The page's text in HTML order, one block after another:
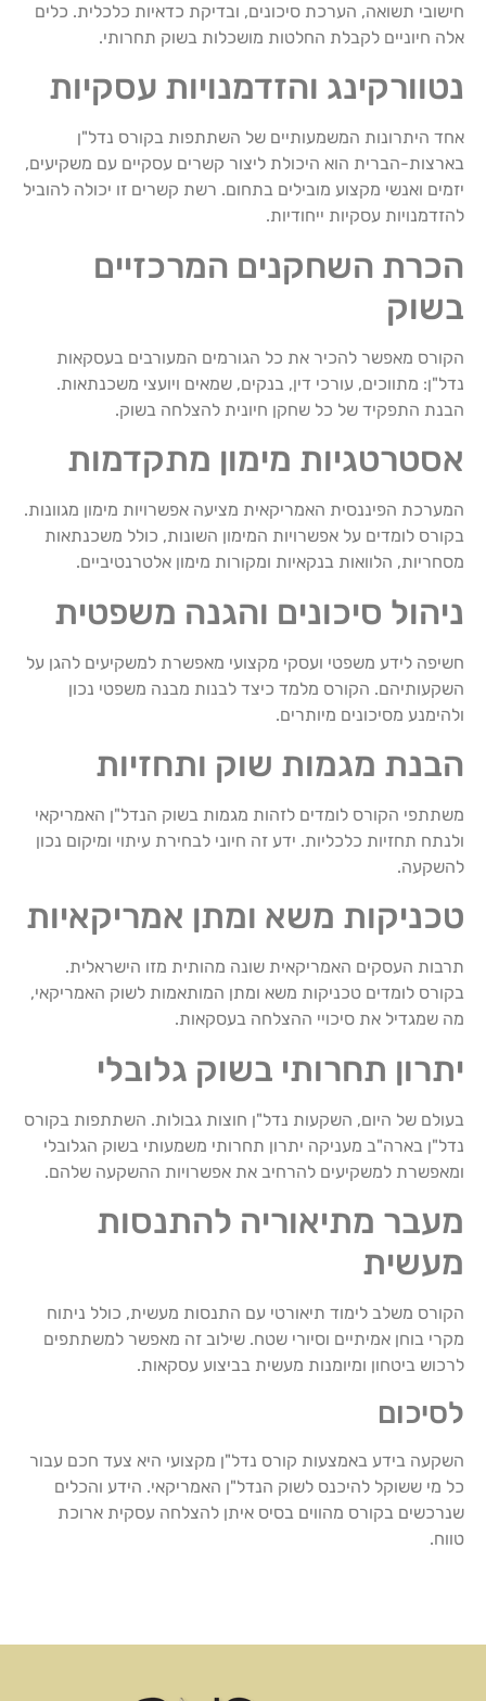
חישובי תשואה, הערכת סיכונים, ובדיקת כדאיות כלכלית. כלים
אלה חיוניים לקבלת החלטות מושכלות בשוק תחרותי.
נטוורקינג והזדמנויות עסקיות
אחד היתרונות המשמעותיים של השתתפות בקורס נדל"ן
בארצות-הברית הוא היכולת ליצור קשרים עסקיים עם משקיעים,
יזמים ואנשי מקצוע מובילים בתחום. רשת קשרים זו יכולה להוביל
להזדמנויות עסקיות ייחודיות.
הכרת השחקנים המרכזיים
בשוק
הקורס מאפשר להכיר את כל הגורמים המעורבים בעסקאות
נדל"ן: מתווכים, עורכי דין, בנקים, שמאים ויועצי משכנתאות.
הבנת התפקיד של כל שחקן חיונית להצלחה בשוק.
אסטרטגיות מימון מתקדמות
המערכת הפיננסית האמריקאית מציעה אפשרויות מימון מגוונות.
בקורס לומדים על אפשרויות המימון השונות, כולל משכנתאות
מסחריות, הלוואות בנקאיות ומקורות מימון אלטרנטיביים.
ניהול סיכונים והגנה משפטית
חשיפה לידע משפטי ועסקי מקצועי מאפשרת למשקיעים להגן על
השקעותיהם. הקורס מלמד כיצד לבנות מבנה משפטי נכון
ולהימנע מסיכונים מיותרים.
הבנת מגמות שוק ותחזיות
משתתפי הקורס לומדים לזהות מגמות בשוק הנדל"ן האמריקאי
ולנתח תחזיות כלכליות. ידע זה חיוני לבחירת עיתוי ומיקום נכון
להשקעה.
טכניקות משא ומתן אמריקאיות
תרבות העסקים האמריקאית שונה מהותית מזו הישראלית.
בקורס לומדים טכניקות משא ומתן המותאמות לשוק האמריקאי,
מה שמגדיל את סיכויי ההצלחה בעסקאות.
יתרון תחרותי בשוק גלובלי
בעולם של היום, השקעות נדל"ן חוצות גבולות. השתתפות בקורס
נדל"ן בארה"ב מעניקה יתרון תחרותי משמעותי בשוק הגלובלי
ומאפשרת למשקיעים להרחיב את אפשרויות ההשקעה שלהם.
מעבר מתיאוריה להתנסות
מעשית
הקורס משלב לימוד תיאורטי עם התנסות מעשית, כולל ניתוח
מקרי בוחן אמיתיים וסיורי שטח. שילוב זה מאפשר למשתתפים
לרכוש ביטחון ומיומנות מעשית בביצוע עסקאות.
לסיכום
השקעה בידע באמצעות קורס נדל"ן מקצועי היא צעד חכם עבור
כל מי ששוקל להיכנס לשוק הנדל"ן האמריקאי. הידע והכלים
שנרכשים בקורס מהווים בסיס איתן להצלחה עסקית ארוכת
טווח.